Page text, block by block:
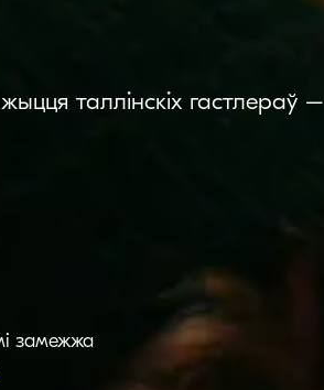
таллінскіх гастлераў –
замежжа